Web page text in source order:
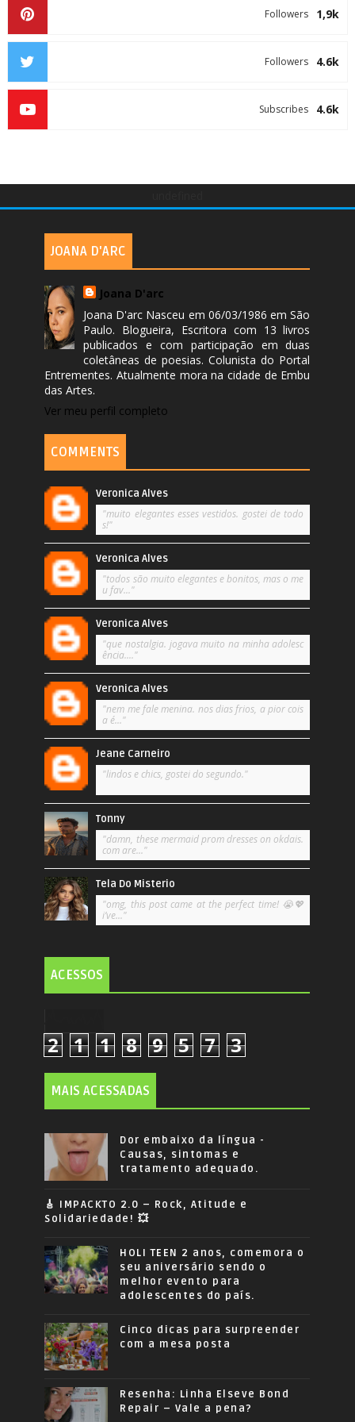
1,9k
Followers
4.6k
Followers
4.6k
Subscribes
JOANA D'ARC
Joana D'arc
Joana D'arc Nasceu em 06/03/1986 em São
Paulo. Blogueira, Escritora com 13 livros
publicados e com participação em duas
coletâneas de poesias. Colunista do Portal
Entrementes. Atualmente mora na cidade de Embu
das Artes.
Ver meu perfil completo
COMMENTS
Veronica Alves
"muito elegantes esses vestidos. gostei de todo
s!"
Veronica Alves
"todos são muito elegantes e bonitos, mas o me
u fav..."
Veronica Alves
"que nostalgia. jogava muito na minha adolesc
ência...."
Veronica Alves
"nem me fale menina. nos dias frios, a pior cois
a é..."
Jeane Carneiro
"lindos e chics, gostei do segundo."
Tonny
"damn, these mermaid prom dresses on okdais.
com are..."
Tela Do Misterio
"omg, this post came at the perfect time! 😭💖
i’ve..."
ACESSOS
2 1 1 8 9 5 7 3
MAIS ACESSADAS
Dor embaixo da língua -
Causas, sintomas e
tratamento adequado.
🎸 IMPACKTO 2.0 – Rock, Atitude e
Solidariedade! 💥
HOLI TEEN 2 anos, comemora o
seu aniversário sendo o
melhor evento para
adolescentes do país.
Cinco dicas para surpreender
com a mesa posta
Resenha: Linha Elseve Bond
Repair – Vale a pena?